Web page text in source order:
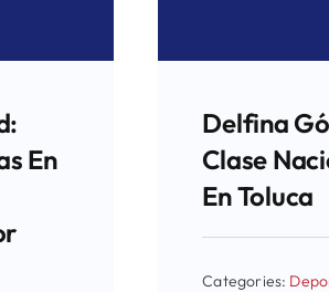
En
Delfina
Clase
En Toluca
Categories: